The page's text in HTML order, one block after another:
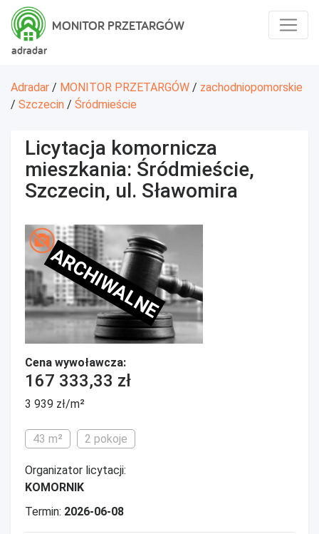
adradar
MONITOR PRZETARGÓW
Adradar / MONITOR PRZETARGÓW / zachodniopomorskie
/ Szczecin / Śródmieście
Licytacja komornicza
mieszkania: Śródmieście,
Szczecin, ul. Sławomira
ARCHIWALNE
Cena wywoławcza:
167 333,33 zł
3 939 zł/m²
43 m² 2 pokoje
Organizator licytacji:
KOMORNIK
Termin: 2026-06-08